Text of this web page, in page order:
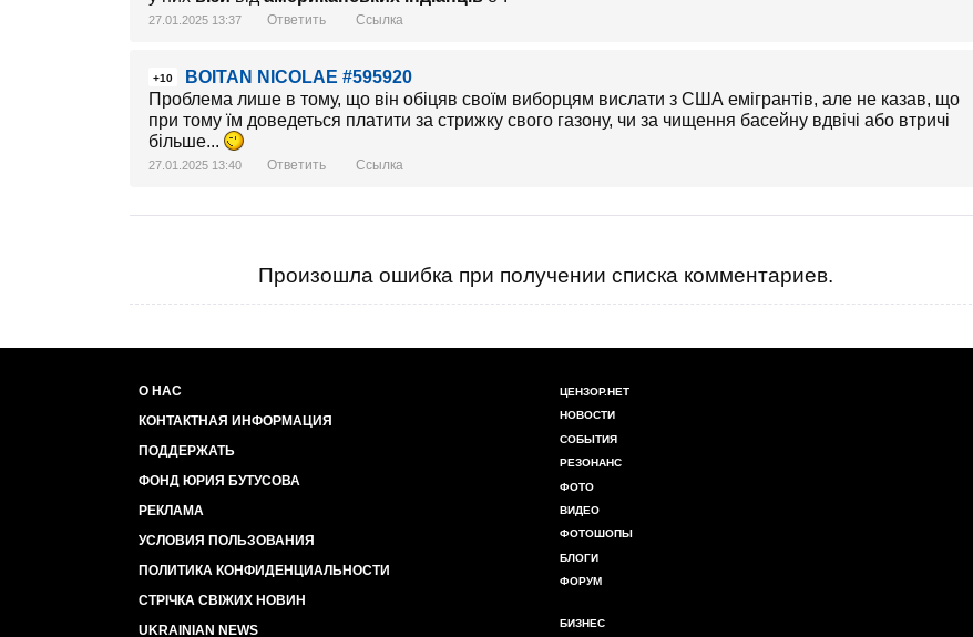
27.01.2025 13:37 Ответить Ссылка
+10
BOITAN NICOLAE #595920
Проблема лише в тому, що він обіцяв своїм виборцям вислати з США емігрантів, але не казав, що
при тому їм доведеться платити за стрижку свого газону, чи за чищення басейну вдвічі або втричі
більше...
27.01.2025 13:40 Ответить Ссылка
Произошла ошибка при получении списка комментариев.
О НАС
КОНТАКТНАЯ ИНФОРМАЦИЯ
ПОДДЕРЖАТЬ
ФОНД ЮРИЯ БУТУСОВА
РЕКЛАМА
УСЛОВИЯ ПОЛЬЗОВАНИЯ
ПОЛИТИКА КОНФИДЕНЦИАЛЬНОСТИ
СТРІЧКА СВІЖИХ НОВИН
UKRAINIAN NEWS
ЦЕНЗОР.НЕТ
НОВОСТИ
СОБЫТИЯ
РЕЗОНАНС
ФОТО
ВИДЕО
ФОТОШОПЫ
БЛОГИ
ФОРУМ
БИЗНЕС